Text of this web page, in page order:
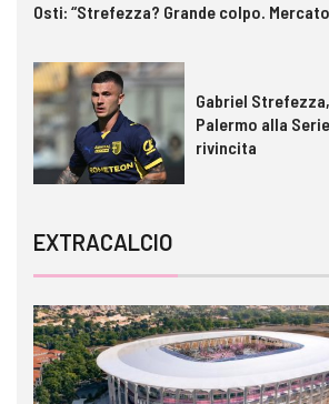
Osti: “Strefezza? Grande colpo.
Gabriel
Palermo alla
rivincita
EXTRACALCIO